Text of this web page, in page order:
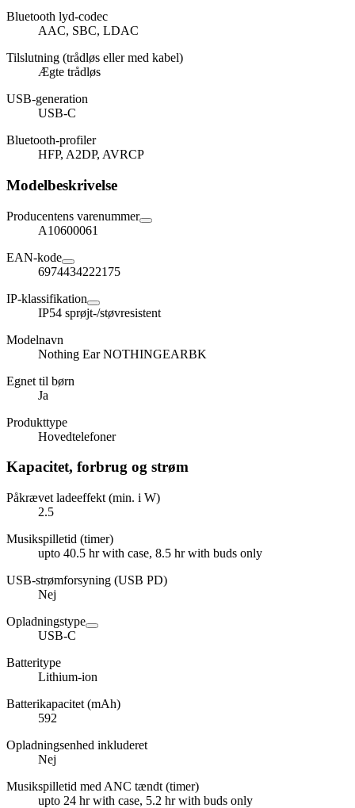
Bluetooth lyd-codec
AAC, SBC, LDAC
Tilslutning (trådløs eller med kabel)
Ægte trådløs
USB-generation
USB-C
Bluetooth-profiler
HFP, A2DP, AVRCP
Modelbeskrivelse
Producentens varenummer
A10600061
EAN-kode
6974434222175
IP-klassifikation
IP54 sprøjt-/støvresistent
Modelnavn
Nothing Ear NOTHINGEARBK
Egnet til børn
Ja
Produkttype
Hovedtelefoner
Kapacitet, forbrug og strøm
Påkrævet ladeeffekt (min. i W)
2.5
Musikspilletid (timer)
upto 40.5 hr with case, 8.5 hr with buds only
USB-strømforsyning (USB PD)
Nej
Opladningstype
USB-C
Batteritype
Lithium-ion
Batterikapacitet (mAh)
592
Opladningsenhed inkluderet
Nej
Musikspilletid med ANC tændt (timer)
upto 24 hr with case, 5.2 hr with buds only